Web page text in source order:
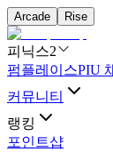
Arcade Rise
피닉스2
펌플레이스PIU
커뮤니티
랭킹
포인트샵